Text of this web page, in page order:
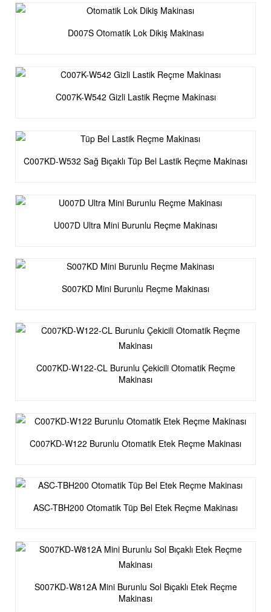
D007S Otomatik Lok Dikiş Makinası
C007K-W542 Gizli Lastik Reçme Makinası
C007KD-W532 Sağ Bıçaklı Tüp Bel Lastik Reçme Makinası
U007D Ultra Mini Burunlu Reçme Makinası
S007KD Mini Burunlu Reçme Makinası
C007KD-W122-CL Burunlu Çekicili Otomatik Reçme
Makinası
C007KD-W122 Burunlu Otomatik Etek Reçme Makinası
ASC-TBH200 Otomatik Tüp Bel Etek Reçme Makinası
S007KD-W812A Mini Burunlu Sol Bıçaklı Etek Reçme
Makinası